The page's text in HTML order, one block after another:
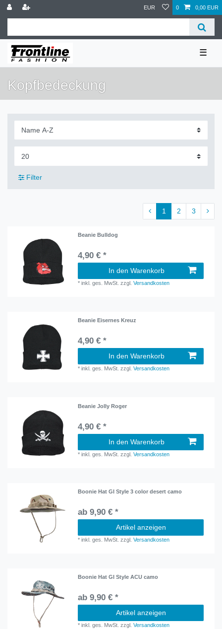
EUR 0 0,00 EUR
☰
Kopfbedeckung
Filter
1 2 3
Beanie Bulldog
4,90 € *
In den Warenkorb
*inkl. ges. MwSt. zzgl.Versandkosten
Beanie Eisernes Kreuz
4,90 € *
In den Warenkorb
*inkl. ges. MwSt. zzgl.Versandkosten
Beanie Jolly Roger
4,90 € *
In den Warenkorb
*inkl. ges. MwSt. zzgl.Versandkosten
Boonie Hat GI Style 3 color desert camo
ab 9,90 € *
Artikel anzeigen
*inkl. ges. MwSt. zzgl.Versandkosten
Boonie Hat GI Style ACU camo
ab 9,90 € *
Artikel anzeigen
*inkl. ges. MwSt. zzgl.Versandkosten